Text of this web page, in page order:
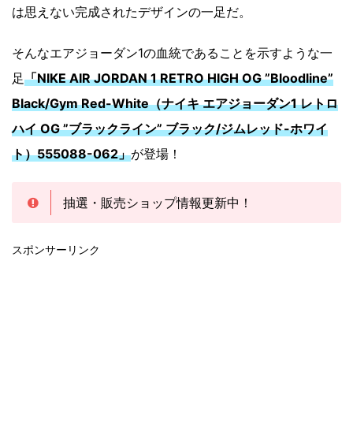
は思えない完成されたデザインの一足だ。
そんなエアジョーダン1の血統であることを示すような一
足「NIKE AIR JORDAN 1 RETRO HIGH OG ”Bloodline”
Black/Gym Red-White（ナイキ エアジョーダン1 レトロ
ハイ OG ”ブラックライン” ブラック/ジムレッド-ホワイ
ト）555088-062」が登場！
抽選・販売ショップ情報更新中！
スポンサーリンク